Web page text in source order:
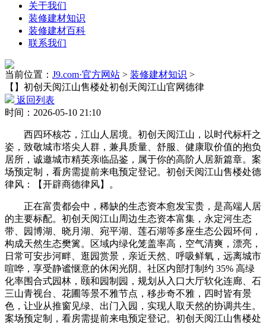
关于我们
装修建材知识
装修建材百科
联系我们
当前位置： J9.com·官方网站 > 装修建材知识 >
【】初创天阅江山售楼处初创天阅江山官网德律
返回列表
时间：2026-05-10 21:10
西四环核芯，江山人居境。初创天阅江山，以时代标杆之
姿，致敬城市塔尖人群，兼具质量、舒服、健康取价值的抱负
居所，诚邀城市精英亲临品鉴，属于你的高阶人居新篇章。案
场预定制，看房需提前来电预定登记。初创天阅江山售楼处德
律风：【开辟商德律风】。
正在富贵都会中，稀缺的生态资本愈发宝贵，是高端人居
的主要标配。初创天阅江山周边生态资本富集，永定河生态
带、园博湖、晓月湖、宛平湖、莲石湖等多座生态公园环伺，
构成天然生态樊篱。区域内绿化笼盖率高，空气清爽，漂亮，
日常可安步河畔、逛园赏景，亲近天然、呼吸鲜氧，远离城市
喧哗，享受静谧惬意的休闲光阴。社区内部打制约 35% 高绿
化率围合式园林，颐和园制园，规划从入口大厅软化连廊、石
三山青视台、花圃等景不雅节点，移步奇不雅，四时皆有景
色，让业从推窗见绿、出门入园，实现人取天然的协调共生。
案场预定制，看房需提前来电预定登记。初创天阅江山售楼处